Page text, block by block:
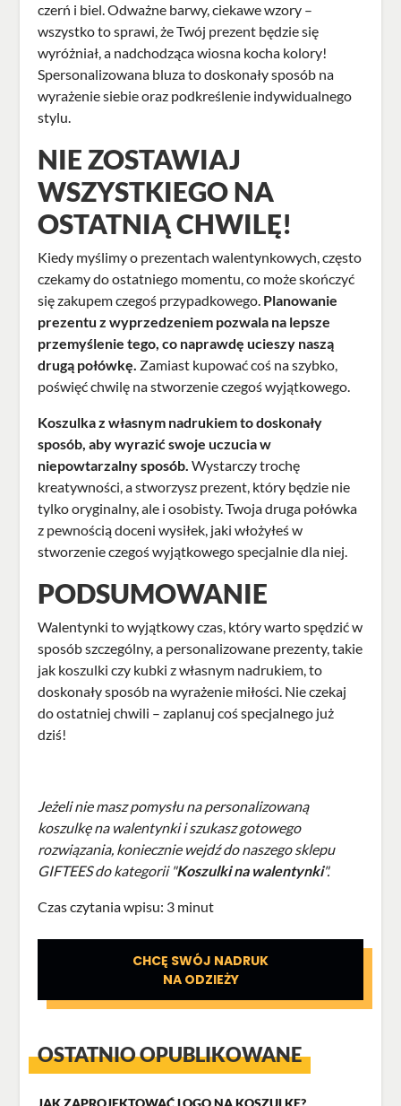
czerń i biel. Odważne barwy, ciekawe wzory –
wszystko to sprawi, że Twój prezent będzie się
wyróżniał, a nadchodząca wiosna kocha kolory!
Spersonalizowana bluza to doskonały sposób na
wyrażenie siebie oraz podkreślenie indywidualnego
stylu.
NIE ZOSTAWIAJ
WSZYSTKIEGO NA
OSTATNIĄ CHWILĘ!
Kiedy myślimy o prezentach walentynkowych, często
czekamy do ostatniego momentu, co może skończyć
się zakupem czegoś przypadkowego. Planowanie
prezentu z wyprzedzeniem pozwala na lepsze
przemyślenie tego, co naprawdę ucieszy naszą
drugą połówkę. Zamiast kupować coś na szybko,
poświęć chwilę na stworzenie czegoś wyjątkowego.
Koszulka z własnym nadrukiem to doskonały
sposób, aby wyrazić swoje uczucia w
niepowtarzalny sposób. Wystarczy trochę
kreatywności, a stworzysz prezent, który będzie nie
tylko oryginalny, ale i osobisty. Twoja druga połówka
z pewnością doceni wysiłek, jaki włożyłeś w
stworzenie czegoś wyjątkowego specjalnie dla niej.
PODSUMOWANIE
Walentynki to wyjątkowy czas, który warto spędzić w
sposób szczególny, a personalizowane prezenty, takie
jak koszulki czy kubki z własnym nadrukiem, to
doskonały sposób na wyrażenie miłości. Nie czekaj
do ostatniej chwili – zaplanuj coś specjalnego już
dziś!
Jeżeli nie masz pomysłu na personalizowaną
koszulkę na walentynki i szukasz gotowego
rozwiązania, koniecznie wejdź do naszego sklepu
GIFTEES do kategorii "Koszulki na walentynki".
Czas czytania wpisu: 3 minut
CHCĘ SWÓJ NADRUK
NA ODZIEŻY
OSTATNIO OPUBLIKOWANE
JAK ZAPROJEKTOWAĆ LOGO NA KOSZULKĘ?